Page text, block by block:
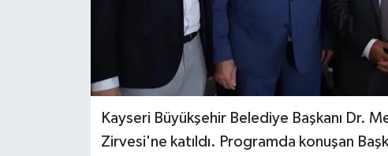
Kayseri Büyükşehir Belediye Başkanı Dr.
Zirvesi'ne katıldı. Programda konuşan